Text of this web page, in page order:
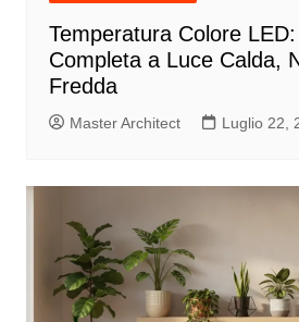
Temperatura Colore
Completa a Luce Calda,
Fredda
Master Architect Luglio 22,